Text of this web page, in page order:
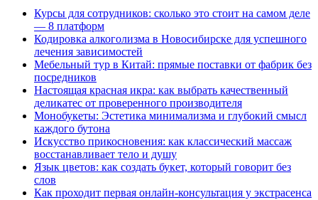
Курсы для сотрудников: сколько это стоит на самом деле
— 8 платформ
Кодировка алкоголизма в Новосибирске для успешного
лечения зависимостей
Мебельный тур в Китай: прямые поставки от фабрик без
посредников
Настоящая красная икра: как выбрать качественный
деликатес от проверенного производителя
Монобукеты: Эстетика минимализма и глубокий смысл
каждого бутона
Искусство прикосновения: как классический массаж
восстанавливает тело и душу
Язык цветов: как создать букет, который говорит без
слов
Как проходит первая онлайн-консультация у экстрасенса